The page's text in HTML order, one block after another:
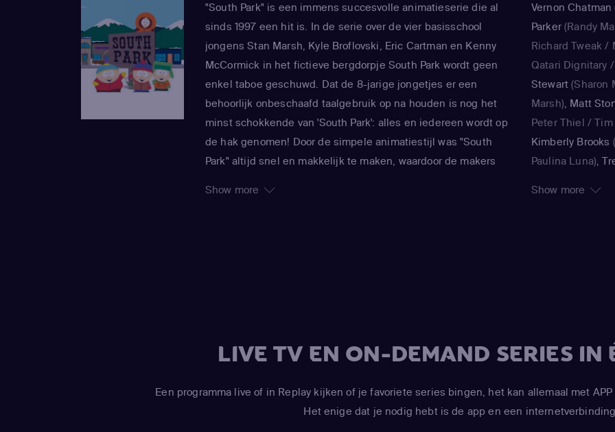
"South Park" is een immens succesvolle animatieserie die al
sinds 1997 een hit is. In de serie over de vier basisschool
jongens Stan Marsh, Kyle Broflovski, Eric Cartman en Kenny
McCormick in het fictieve bergdorpje South Park wordt geen
enkel taboe geschuwd. Dat de 8-jarige jongetjes er een
behoorlijk onbeschaafd taalgebruik op na houden is nog het
minst schokkende van 'South Park': alles en iedereen wordt op
de hak genomen! Door de simpele animatiestijl was "South
Park" altijd snel en makkelijk te maken, waardoor de makers
Show more
Vernon Chatman
Parker(Randy
Richard Tweak /
Qatari Dignitary
Stewart (Sharon
Marsh), Matt
Peter Thiel / Tim
Kimberly Brooks
Paulina Luna),
Eric Cartman /
Inspector),Matt
Broflovski /
Show more
LIVE TV EN ON-DEMAND SERIES IN
Een programma live of in Replay kijken of je favoriete series bingen, het kan allemaal met APP
Het enige dat je nodig hebt is de app en een